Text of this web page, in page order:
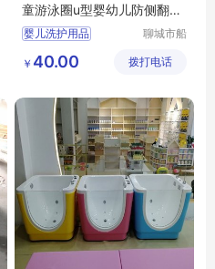
童游泳圈u型婴幼儿防侧翻双
气囊安全圈
婴儿洗护用品
母婴店洗护用品
聊城市船
乐设备有
￥ 40.00 拨打电话